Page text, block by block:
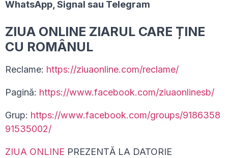
WhatsApp, Signal sau Telegram
ZIUA ONLINE ZIARUL CARE ȚINE
CU ROMÂNUL
Reclame: https://ziuaonline.com/reclame/
Pagină: https://www.facebook.com/ziuaonlinesb/
Grup: https://www.facebook.com/groups/9186358
91535002/
ZIUA ONLINE PREZENTĂ LA DATORIE